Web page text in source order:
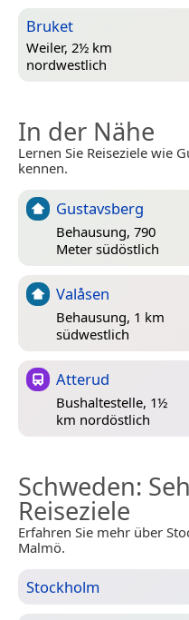
Bruket
Weiler, 2½ km
nordwestlich
In der Nähe
Lernen Sie Reiseziele wie
kennen.
Gustavsberg
Behausung, 790
Meter südöstlich
Valåsen
Behausung, 1 km
südwestlich
Atterud
Bushaltestelle, 1½
km nordöstlich
Schweden:
Reiseziele
Erfahren Sie mehr über
Malmö.
Stockholm